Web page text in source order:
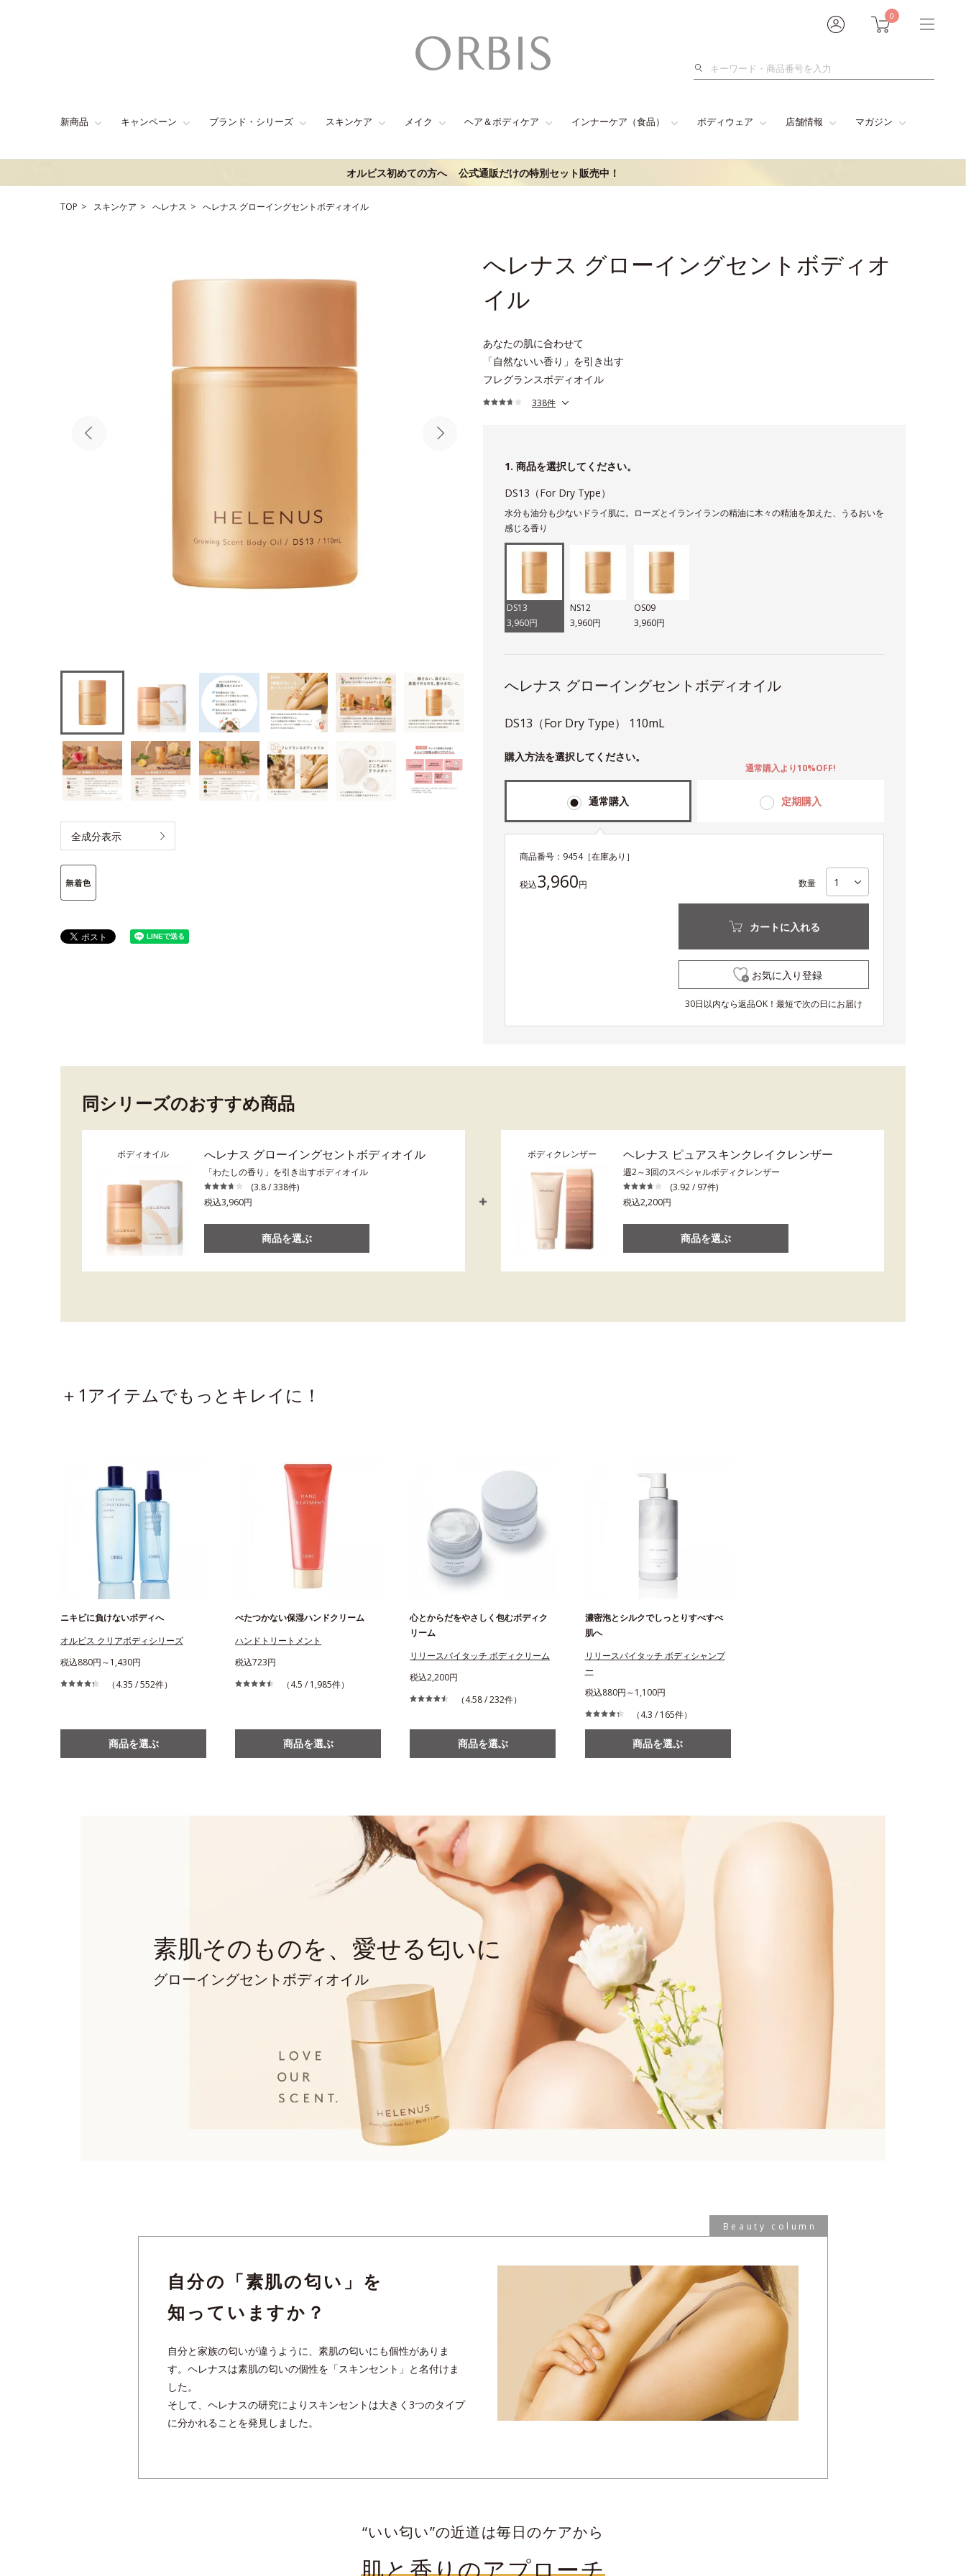
0
検
新商品 キャンペーン ブランド・シリーズ スキンケア メイク ヘア＆ボディケア インナーケア（食品） ボディウェア 店舗情報 マガジン
オルビス初めての方へ 公式通販だけの特別セット販売中！
TOP スキンケア へレナス へレナス グローイングセントボディオイル
へレナス グローイングセントボディオ
イル
あなたの肌に合わせて
「自然ないい香り」を引き出す
フレグランスボディオイル
338件
全成分表示
1. 商品を選択してください。
DS13（For Dry Type）
水分も油分も少ないドライ肌に。ローズとイランイランの精油に木々の精油を加えた、うるおいを
感じる香り
DS13
3,960円
NS12
3,960円
OS09
3,960円
へレナス グローイングセントボディオイル
DS13（For Dry Type） 110mL
購入方法を選択してください。
通常購入 定期購入
通常購入より10%OFF!
商品番号： 9454［在庫あり］
税込3,960円 数量
カートに入れる
お気に入り登録
30日以内なら返品OK！最短で次の日にお届け
同シリーズのおすすめ商品
ボディオイル へレナス グローイングセントボディオイル
「わたしの香り」を引き出すボディオイル
(3.8 / 338件)
税込3,960円
商品を選ぶ
ボディクレンザー ヘレナス ピュアスキンクレイクレンザー
週2～3回のスペシャルボディクレンザー
(3.92 / 97件)
税込2,200円
商品を選ぶ
＋1アイテムでもっとキレイに！
ニキビに負けないボディへ
オルビス クリアボディシリーズ
税込880円～1,430円
（4.35 / 552件）
商品を選ぶ
べたつかない保湿ハンドクリーム
ハンドトリートメント
税込723円
（4.5 / 1,985件）
商品を選ぶ
心とからだをやさしく包むボディク
リーム
リリースバイタッチ ボディクリーム
税込2,200円
（4.58 / 232件）
商品を選ぶ
濃密泡とシルクでしっとりすべすべ
肌へ
リリースバイタッチ ボディシャンプ
ー
税込880円～1,100円
（4.3 / 165件）
商品を選ぶ
素肌そのものを、愛せる匂いに
グローイングセントボディオイル
Beauty column
自分の「素肌の匂い」を
知っていますか？
自分と家族の匂いが違うように、素肌の匂いにも個性がありま
す。ヘレナスは素肌の匂いの個性を「スキンセント」と名付けま
した。
そして、ヘレナスの研究によりスキンセントは大きく3つのタイプ
に分かれることを発見しました。
“いい匂い”の近道は毎日のケアから
肌と香りのアプローチ